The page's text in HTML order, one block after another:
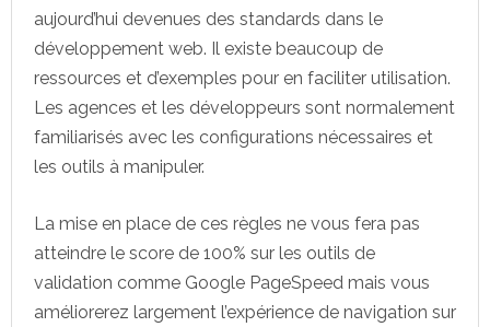
aujourd’hui devenues des standards dans le
développement web. Il existe beaucoup de
ressources et d’exemples pour en faciliter utilisation.
Les agences et les développeurs sont normalement
familiarisés avec les configurations nécessaires et
les outils à manipuler.
La mise en place de ces règles ne vous fera pas
atteindre le score de 100% sur les outils de
validation comme Google PageSpeed mais vous
améliorerez largement l’expérience de navigation sur